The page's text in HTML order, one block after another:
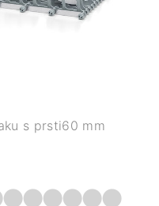
s prsti60 mm